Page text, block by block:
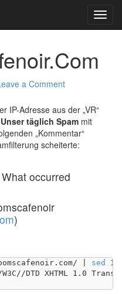
a Comment
IP-Adresse aus der „VR“
Unser täglich Spam mit
„Kommentar“
scheiterte:
occurred
)
| sed
1q
DTD XHTML 1.0